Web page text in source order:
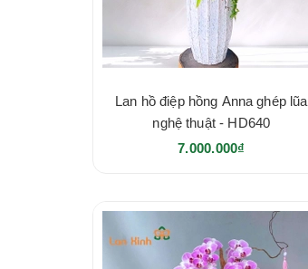
Lan hồ điệp hồng Anna ghép lũa
nghệ thuật - HD640
7.000.000₫